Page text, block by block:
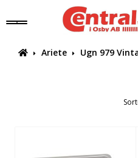
Ariete Ugn 979